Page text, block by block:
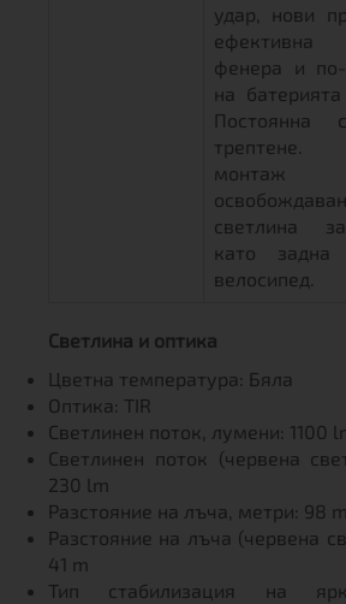
удар, нови
фенера и
на
Постоянна
трептене.
монтаж
светлина
като задна
велосипед.
Светлина и оптика
Цветна температура: Бяла
Оптика: TIR
Светлинен поток, лумени: 1100
Светлинен поток (червена
230 lm
Разстояние на лъча, метри: 98 m
Разстояние на лъча (червена
41 m
Тип стабилизация на